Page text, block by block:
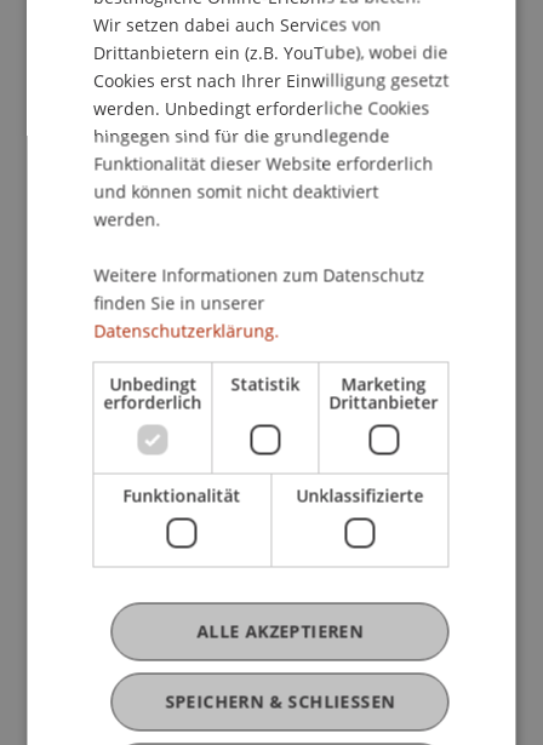
Glühwein und Maroni klang der Themenabend
gelungen aus.
Wir setzen dabei auch Services von
Drittanbietern ein (z.B. YouTube), wobei die
Cookies erst nach Ihrer Einwilligung gesetzt
werden. Unbedingt erforderliche Cookies
hingegen sind für die grundlegende
Funktionalität dieser Website erforderlich
und können somit nicht deaktiviert
werden.
Weitere Informationen zum Datenschutz
finden Sie in unserer
Datenschutzerklärung.
Unbedingt
erforderlich
Statistik Marketing
Drittanbieter
Funktionalität Unklassifizierte
SPEICHERN & SCHLIESSEN
ALLE AKZEPTIEREN